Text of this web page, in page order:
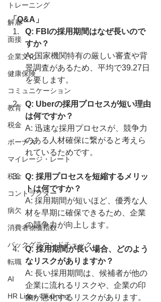
トレーニング
解雇
面接
企業文化
健康保険
コミュニケーション
教育
税金
ボーナス
マイレージ・レート
税金
コントラクター
病欠
消費者物価指数
バックグラウンドチェック
転職
AI
HR Linqs, Learning
「Q&A」
Q: FBIの採用期間はなぜ長いので
すか？
A: 国家機関特有の厳しい審査や背
景調査があるため、平均で39.27日
を要します。
Q: Uberの採用プロセスが短い理由
は何ですか？
A: 迅速な採用プロセスが、競争力
のある人材確保に繋がると考えら
れているためです。
Q: 採用プロセスを短縮するメリッ
トは何ですか？
A: 採用期間が短いほど、優秀な人
材を早期に確保できるため、企業
の競争力が向上します。
Q: 採用期間が長い場合、どのよう
なリスクがありますか？
A: 長い採用期間は、候補者が他の
企業に流れるリスクや、企業の印
象が悪化するリスクがあります。